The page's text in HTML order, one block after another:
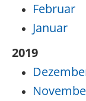
Februar
Januar
2019